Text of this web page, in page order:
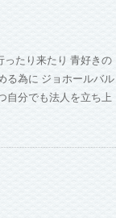
ったり来たり 青好きの
る為に ジョホールバル
自分でも法人を立ち上